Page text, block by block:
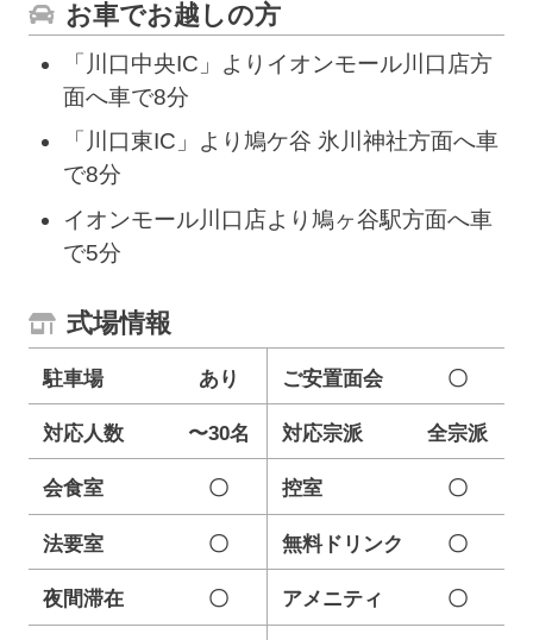
お車でお越しの方
「川口中央IC」よりイオンモール川口店方
面へ車で8分
「川口東IC」より鳩ケ谷 氷川神社方面へ車
で8分
イオンモール川口店より鳩ヶ谷駅方面へ車
で5分
式場情報
駐車場 あり ご安置面会 〇
対応人数 〜30名 対応宗派 全宗派
会食室 〇 控室 〇
法要室 〇 無料ドリンク 〇
夜間滞在 〇 アメニティ 〇